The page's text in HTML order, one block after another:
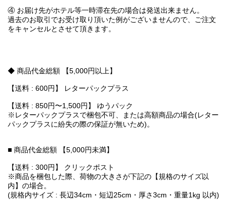
④ お届け先がホテル等一時滞在先の場合は発送出来ません。
過去のお取引でお受け取り頂いた例がございませんので、ご注文
をキャンセルとさせて頂きます。
◆ 商品代金総額 【5,000円以上】
【送料 : 600円】 レターパックプラス
【送料 : 850円〜1,500円】 ゆうパック
※レターパックプラスで梱包不可、または高額商品の場合(レター
パックプラスに紛失の際の保証が無いため)。
■ 商品代金総額 【5,000円未満】
【送料 : 300円】 クリックポスト
※商品を梱包した際、荷物の大きさが下記の【規格のサイズ以
内】の場合。
(規格内サイズ : 長辺34cm・短辺25cm・厚さ3cm・重量1kg 以内)